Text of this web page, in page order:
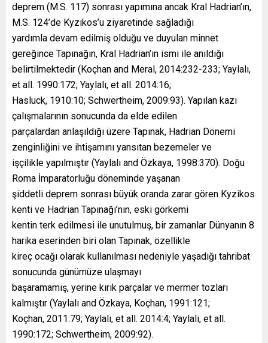
deprem (M.S. 117) sonrası yapımına ancak Kral Hadrian’ın,
M.S. 124’de Kyzikos’u ziyaretinde sağladığı
yardımla devam edilmiş olduğu ve duyulan minnet
gereğince Tapınağın, Kral Hadrian’ın ismi ile anıldığı
belirtilmektedir (Koçhan and Meral, 2014:232-233; Yaylalı,
et all. 1990:172; Yaylalı, et all. 2014:16;
Hasluck, 1910:10; Schwertheim, 2009:93). Yapılan kazı
çalışmalarının sonucunda da elde edilen
parçalardan anlaşıldığı üzere Tapınak, Hadrian Dönemi
zenginliğini ve ihtişamını yansıtan bezemeler ve
işçilikle yapılmıştır (Yaylalı and Özkaya, 1998:370). Doğu
Roma İmparatorluğu döneminde yaşanan
şiddetli deprem sonrası büyük oranda zarar gören Kyzikos
kenti ve Hadrian Tapınağı’nın, eski görkemi
kentin terk edilmesi ile unutulmuş, bir zamanlar Dünyanın 8
harika eserinden biri olan Tapınak, özellikle
kireç ocağı olarak kullanılması nedeniyle yaşadığı tahribat
sonucunda günümüze ulaşmayı
başaramamış, yerine kırık parçalar ve mermer tozları
kalmıştır (Yaylalı and Özkaya, Koçhan, 1991:121;
Koçhan, 2011:79; Yaylalı, et all. 2014:4; Yaylalı, et all.
1990:172; Schwertheim, 2009:92).